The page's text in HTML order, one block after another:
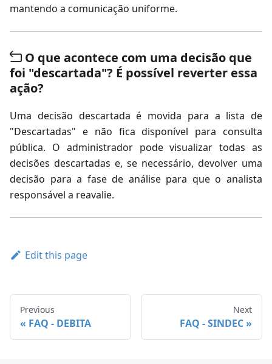
mantendo a comunicação uniforme.
O que acontece com uma decisão que
foi "descartada"? É possível reverter essa
ação?
Uma decisão descartada é movida para a lista de
"Descartadas" e não fica disponível para consulta
pública. O administrador pode visualizar todas as
decisões descartadas e, se necessário, devolver uma
decisão para a fase de análise para que o analista
responsável a reavalie.
Edit this page
Previous
FAQ - DEBITA
Next
FAQ - SINDEC